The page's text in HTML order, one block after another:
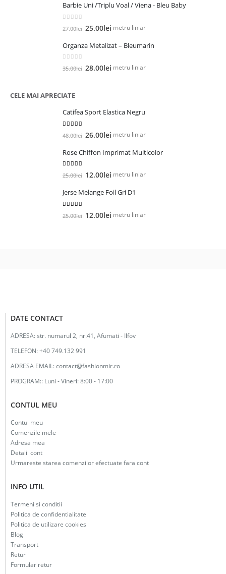
a
35.00lei.
este:
Barbie Uni /Triplu Voal / Viena - Bleu Baby
out of 5
27.00lei Prețul
a
27.00lei.
25.00lei Prețul
este:
metru liniar
Organza Metalizat – Bleumarin
out of 5
35.00lei Prețul
28.00lei Prețul
metru liniar
CELE MAI APRECIATE
Catifea Sport Elastica Negru
out of 5
48.00lei Prețul
a
48.00lei.
26.00lei Prețul
este:
metru liniar
Rose Chiffon Imprimat Multicolor
out of 5
25.00lei Prețul
a
25.00lei.
12.00lei Prețul
este:
metru liniar
Jerse Melange Foil Gri D1
out of 5
25.00lei Prețul
12.00lei Prețul
metru liniar
DATE CONTACT
ADRESA:str. numarul 2, nr.41, Afumati - Ilfov
TELEFON:+40 749.132 991
ADRESA EMAIL:contact@fashionmir.ro
PROGRAM:: Luni - Vineri: 8:00 - 17:00
CONTUL MEU
Contul meu
Comenzile mele
Adresa mea
Detalii cont
Urmareste starea comenzilor efectuate fara cont
INFO UTIL
Termeni si conditii
Politica de confidentialitate
Politica de utilizare cookies
Blog
Transport
Retur
Formular retur